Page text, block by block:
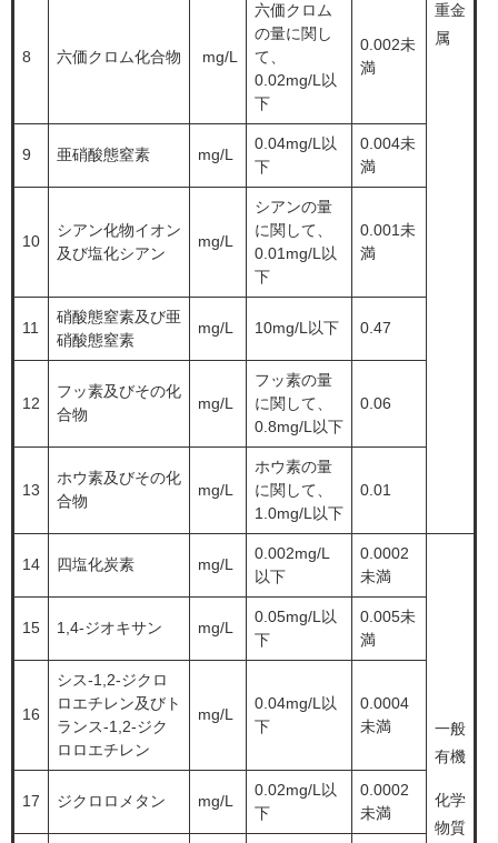
重金
属
8 六価クロム化合物 mg/L
六価クロム
の量に関し
て、
0.02mg/L以
下
0.002未
満
9 亜硝酸態窒素 mg/L
0.04mg/L以
下
0.004未
満
10
シアン化物イオン
及び塩化シアン
mg/L
シアンの量
に関して、
0.01mg/L以
下
0.001未
満
11
硝酸態窒素及び亜
硝酸態窒素
mg/L 10mg/L以下 0.47
12
フッ素及びその化
合物
mg/L
フッ素の量
に関して、
0.8mg/L以下
0.06
13
ホウ素及びその化
合物
mg/L
ホウ素の量
に関して、
1.0mg/L以下
0.01
14 四塩化炭素 mg/L
0.002mg/L
以下
0.0002
未満
一般
有機
化学
物質
15 1,4-ジオキサン mg/L
0.05mg/L以
下
0.005未
満
16
シス-1,2-ジクロ
ロエチレン及びト
ランス-1,2-ジク
ロロエチレン
mg/L
0.04mg/L以
下
0.0004
未満
17 ジクロロメタン mg/L
0.02mg/L以
下
0.0002
未満